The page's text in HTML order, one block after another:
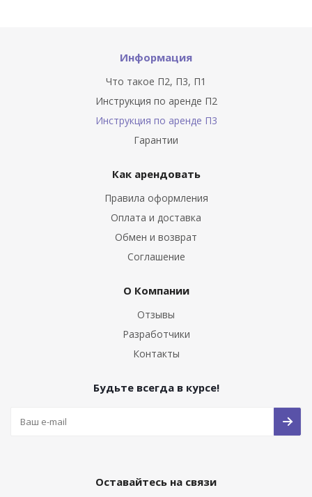
Информация
Что такое П2, П3, П1
Инструкция по аренде П2
Инструкция по аренде П3
Гарантии
Как арендовать
Правила оформления
Оплата и доставка
Обмен и возврат
Соглашение
О Компании
Отзывы
Разработчики
Контакты
Будьте всегда в курсе!
Оставайтесь на связи